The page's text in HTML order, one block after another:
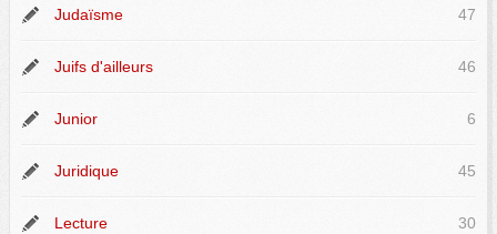
Judaïsme 47
Juifs d'ailleurs 46
Junior 6
Juridique 45
Lecture 30